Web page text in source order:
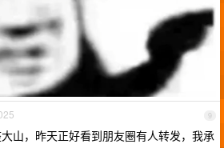
9
山，昨天正好看到朋友圈有人转发，我承